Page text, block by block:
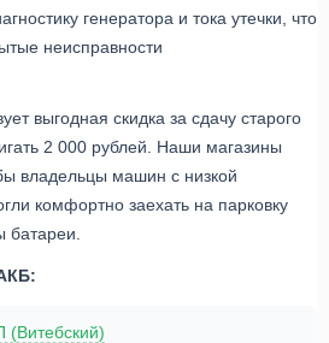
генератора и тока утечки, что
неисправности
выгодная скидка за сдачу старого
2 000 рублей. Наши магазины
владельцы машин с низкой
комфортно заехать на парковку
батареи.
(Витебский)